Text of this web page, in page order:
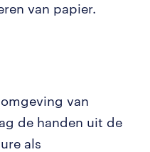
van papier.
van
de handen uit de
als